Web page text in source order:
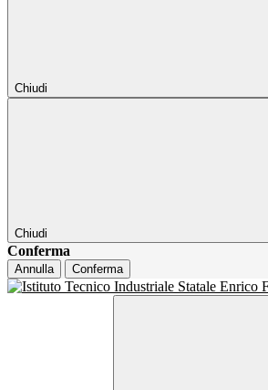
Chiudi
Chiudi
Conferma
Annulla Conferma